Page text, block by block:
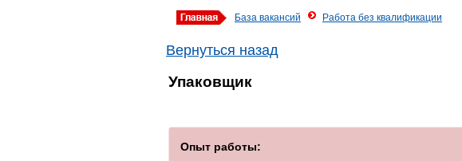
База вакансий Работа без квалификации
Вернуться назад
Упаковщик
Опыт работы: